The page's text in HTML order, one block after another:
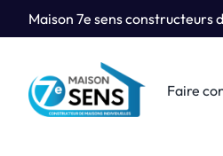
Passer
au
Maison 7e sens constructeurs
Faire